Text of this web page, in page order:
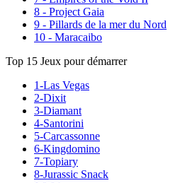
8 - Project Gaia
9 - Pillards de la mer du Nord
10 - Maracaibo
Top 15 Jeux pour démarrer
1-Las Vegas
2-Dixit
3-Diamant
4-Santorini
5-Carcassonne
6-Kingdomino
7-Topiary
8-Jurassic Snack